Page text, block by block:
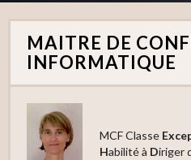
MAITRE DE
INFORMATIQUE
MCF Classe
Habilité à Diriger